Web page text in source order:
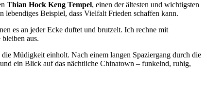
Thian Hock Keng Tempel, einen der ältesten und wichtigsten
Beispiel, dass Vielfalt Frieden schaffen kann.
es an jeder Ecke duftet und brutzelt. Ich rechne mit
bleiben aus.
Müdigkeit einholt. Nach einem langen Spaziergang durch die
ein Blick auf das nächtliche Chinatown – funkelnd, ruhig,